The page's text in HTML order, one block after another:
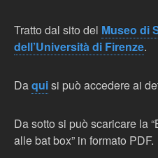
Tratto dal sito del Museo di
dell’Università di Firenze.
Daquisi può accedere ai
Da sotto si può scaricare la
alle bat box” in formato PDF.